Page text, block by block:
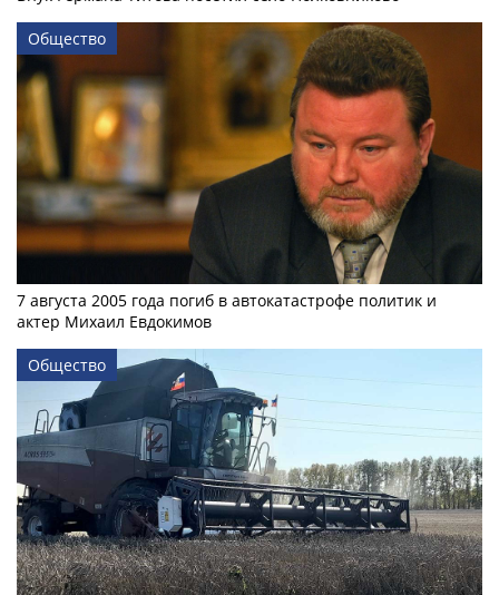
Общество
7 августа 2005 года погиб в автокатастрофе политик и
актер Михаил Евдокимов
Общество